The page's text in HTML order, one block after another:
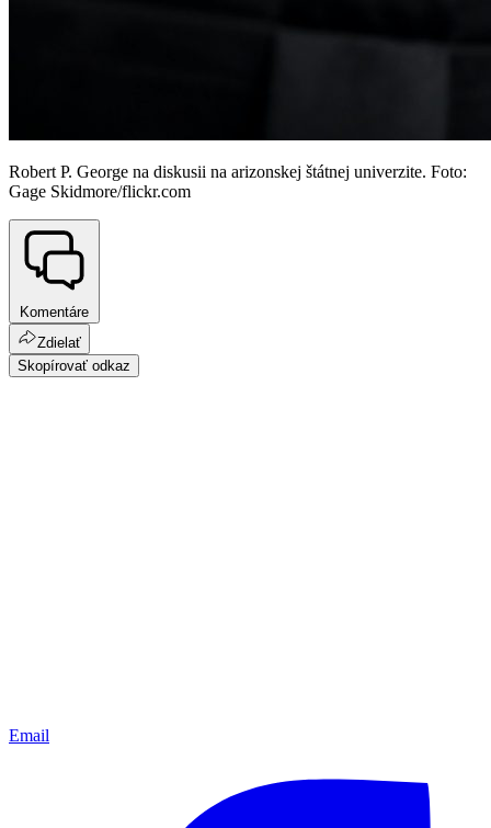
Robert P. George na diskusii na arizonskej štátnej univerzite. Foto:
Gage Skidmore/flickr.com
Komentáre
Zdielať
Skopírovať odkaz
Email